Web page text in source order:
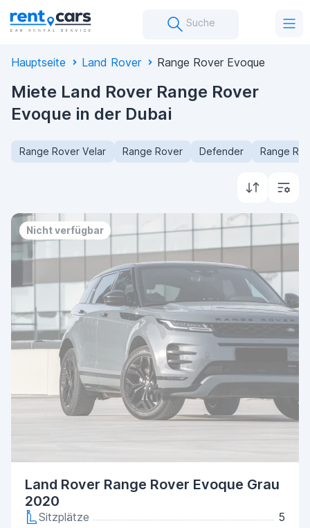
Suche
Hauptseite Land Rover Range Rover Evoque
Miete Land Rover Range Rover
Evoque in der Dubai
Range Rover Velar Range Rover Defender Range
Nicht verfügbar
Land Rover Range Rover Evoque Grau
2020
Sitzplätze
5